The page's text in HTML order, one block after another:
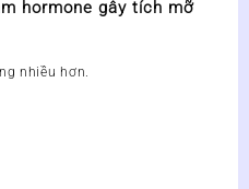
hormone gây tích mỡ
nhiều hơn.